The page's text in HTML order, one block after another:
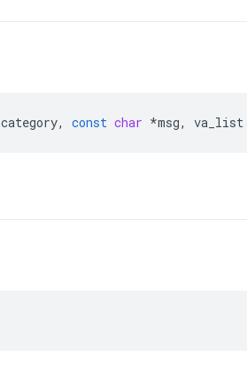
category, const char *msg, va_list